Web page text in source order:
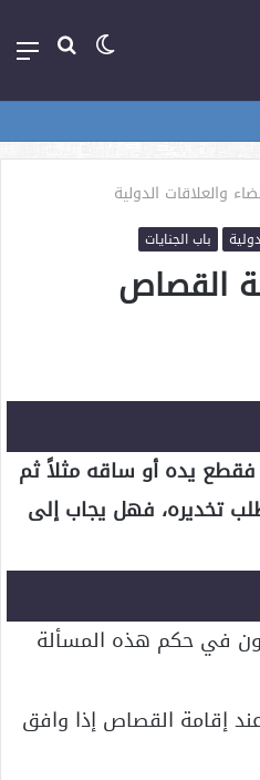
بحث الوضع
والعلاقات الدولية
باب الجنايات
القصاص
يده أو ساقه مثلاً ثم
تخديره، فهل يجاب إلى
في حكم هذه المسألة
عند إقامة القصاص إذا وافق